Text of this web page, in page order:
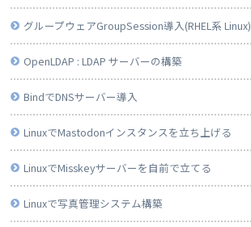
グループウェアGroupSession導入(RHEL系 Linux)
OpenLDAP : LDAP サーバーの構築
BindでDNSサーバー導入
LinuxでMastodonインスタンスを立ち上げる
LinuxでMisskeyサーバーを自前で立てる
Linuxで写真管理システム構築